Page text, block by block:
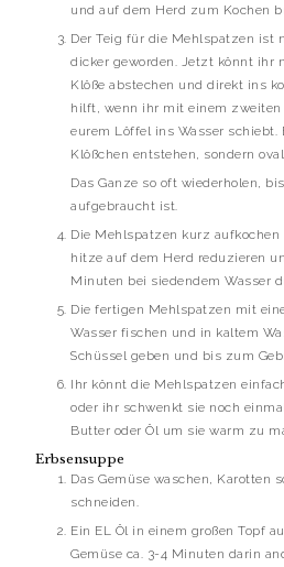
und auf dem Herd zum Kochen
Der Teig für die Mehlspatzen ist nach dem ausquellen etwas
dicker geworden. Jetzt könnt ihr
Klöße abstechen und direkt ins
hilft, wenn ihr mit einem zweiten
eurem Löffel ins Wasser schiebt.
Klößchen entstehen, sondern
Das Ganze so oft wiederholen, bis der gesamte Teig
aufgebraucht ist.
Die Mehlspatzen kurz aufkochen lassen. Anschließend die
hitze auf dem Herd reduzieren
Minuten bei siedendem Wasser
Die fertigen Mehlspatzen mit einer Schaumkelle aus dem
Wasser fischen und in kaltem
Schüssel geben und bis zum
Ihr könnt die Mehlspatzen einfach so in die Suppe geben
oder ihr schwenkt sie noch
Butter oder Öl um sie warm zu
Erbsensuppe
Das Gemüse waschen, Karotten schälen und klein
schneiden.
Ein EL Öl in einem großen Topf auf dem Herd erhitzen und
Gemüse ca. 3-4 Minuten darin